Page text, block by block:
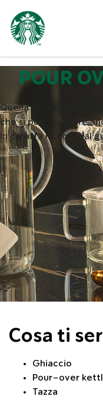
POUR
Quella del pour-over
che si può utilizzare
in caraffa ricco e dal
Cosa ti
Ghiaccio
Pour-over
Tazza